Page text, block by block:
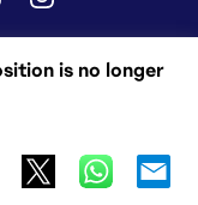
is no longer